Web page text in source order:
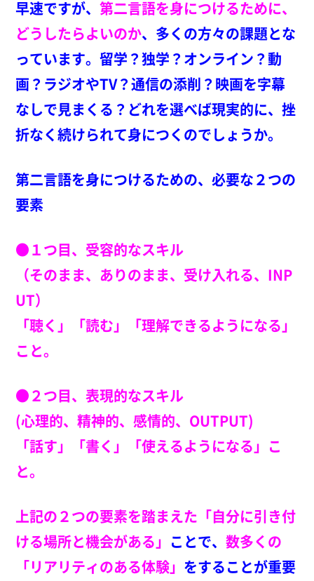
早速ですが、第二言語を身につけるために、
どうしたらよいのか、多くの方々の課題とな
っています。留学？独学？オンライン？動
画？ラジオやTV？通信の添削？映画を字幕
なしで見まくる？ どれを選べば現実的に、挫
折なく続けられて身につくのでしょうか。
第二言語を身につけるための、必要な２つの
要素
●１つ目、受容的なスキル
（そのまま、ありのまま、受け入れる、INP
UT）
「聴く」「読む」「理解できるようになる」
こと。
●２つ目、表現的なスキル
(心理的、精神的、感情的、OUTPUT)
「話す」「書く」「使えるようになる」こ
と。
上記の２つの要素を踏まえた「自分に引き付
ける場所と機会がある」 ことで、数多くの
「リアリティのある体験」 をすることが重要